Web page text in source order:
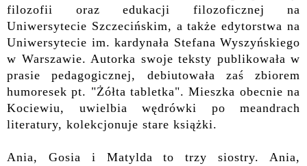
filozofii oraz edukacji filozoficznej na
Uniwersytecie Szczecińskim, a także edytorstwa na
Uniwersytecie im. kardynała Stefana Wyszyńskiego
w Warszawie. Autorka swoje teksty publikowała w
prasie pedagogicznej, debiutowała zaś zbiorem
humoresek pt. "Żółta tabletka". Mieszka obecnie na
Kociewiu, uwielbia wędrówki po meandrach
literatury, kolekcjonuje stare książki.
Ania, Gosia i Matylda to trzy siostry. Ania,